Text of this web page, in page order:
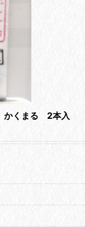
かくまる 2本入